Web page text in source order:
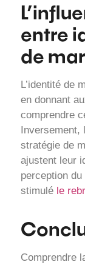
entre
de
L’identité de
en donnant
comprendre
Inversement,
stratégie de
ajustent leur
perception
stimulé le
Comprendre